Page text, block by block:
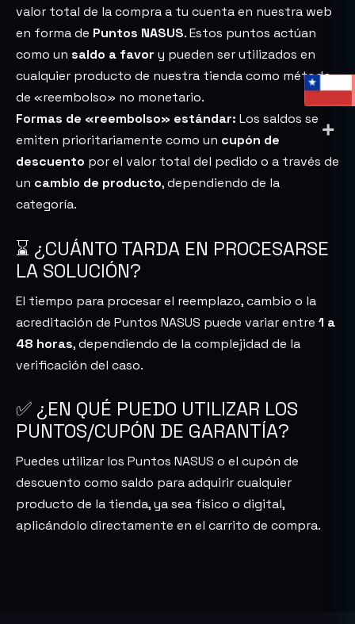
valor total de la compra a tu cuenta en nuestra web
en forma de Puntos NASUS. Estos puntos actúan
como un saldo a favor y pueden ser utilizados en
cualquier producto de nuestra tienda como método
de «reembolso» no monetario.
Formas de «reembolso» estándar: Los saldos se
emiten prioritariamente como un cupón de
descuento por el valor total del pedido o a través de
un cambio de producto, dependiendo de la
categoría.
⌛ ¿CUÁNTO TARDA EN PROCESARSE
LA SOLUCIÓN?
El tiempo para procesar el reemplazo, cambio o la
acreditación de Puntos NASUS puede variar entre 1 a
48 horas, dependiendo de la complejidad de la
verificación del caso.
✅ ¿EN QUÉ PUEDO UTILIZAR LOS
PUNTOS/CUPÓN DE GARANTÍA?
Puedes utilizar los Puntos NASUS o el cupón de
descuento como saldo para adquirir cualquier
producto de la tienda, ya sea físico o digital,
aplicándolo directamente en el carrito de compra.